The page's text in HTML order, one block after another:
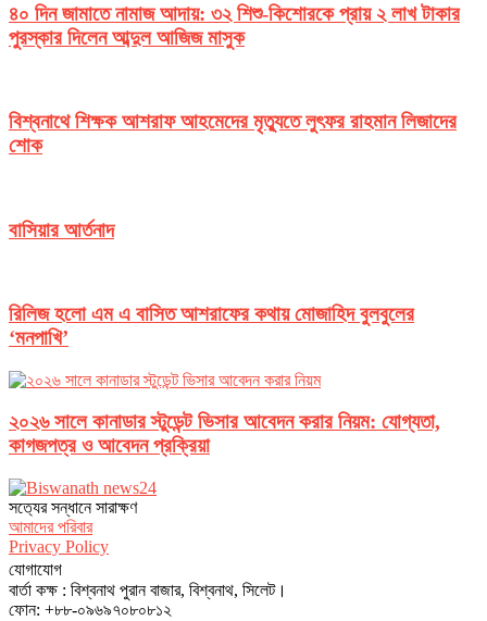
৪০ দিন জামাতে নামাজ আদায়: ৩২ শিশু-কিশোরকে প্রায় ২ লাখ টাকার
পুরস্কার দিলেন আব্দুল আজিজ মাসুক
বিশ্বনাথে শিক্ষক আশরাফ আহমেদের মৃত্যুতে লুৎফর রাহমান লিজাদের
শোক
বাসিয়ার আর্তনাদ
রিলিজ হলো এম এ বাসিত আশরাফের কথায় মোজাহিদ বুলবুলের
‘মনপাখি’
২০২৬ সালে কানাডার স্টুডেন্ট ভিসার আবেদন করার নিয়ম: যোগ্যতা,
কাগজপত্র ও আবেদন প্রক্রিয়া
সত‌্যের সন্ধানে সারাক্ষণ
আমাদের পরিবার
Privacy Policy
যোগাযোগ
বার্তা কক্ষ : বিশ্বনাথ পুরান বাজার, বিশ্বনাথ, সিলেট।
ফোন: +৮৮-০৯৬৯৭০৮০৮১২